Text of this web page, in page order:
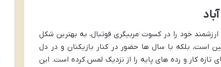
خود را در کسوت مربیگری فوتبال، به بهترین شکل
است، بلکه با سال ها حضور در کنار بازیکنان و در دل
کار و رده های پایه را از نزدیک لمس کرده است. این